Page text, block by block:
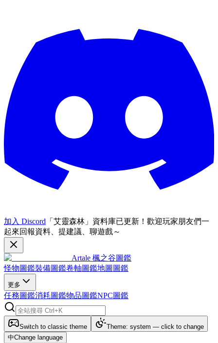
加入 Discord 「艾靈森林」資料庫已更新！歡迎玩家朋友們一
起來回報資料、提建議、聊遊戲～
Artale 楓之谷圖鑑
怪物圖鑑裝備圖鑑卷軸圖鑑地圖圖鑑
更多
任務圖鑑消耗圖鑑物品圖鑑NPC圖鑑
Switch to classic theme
Theme: system — click to change
中Change language